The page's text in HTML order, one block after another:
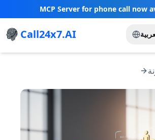
New Referral Program - Join now
Call24x7.AI